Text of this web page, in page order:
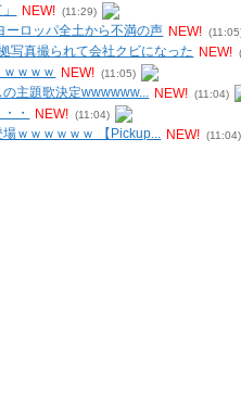
NEW! (11:29)
ロッパ全土から不満の声 NEW!
写真撮られて会社クビになった NEW!
ｗｗｗ NEW! (11:05)
主題歌決定wwwwww... NEW! (11:04)
・ NEW! (11:04)
ｗｗｗｗｗｗ 【Pickup... NEW! (11:04)